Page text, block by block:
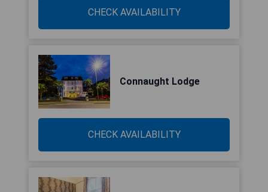
CHECK AVAILABILITY
Connaught Lodge
CHECK AVAILABILITY